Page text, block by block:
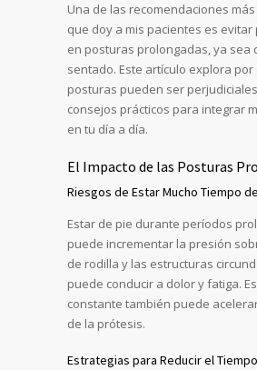
Una de las recomendaciones
que doy a mis pacientes es
en posturas prolongadas, ya sea
sentado. Este artículo explora
posturas pueden ser
consejos prácticos para integrar
en tu día a día.
El Impacto de las Posturas
Riesgos de Estar Mucho Tiempo
Estar de pie durante períodos
puede incrementar la presión
de rodilla y las estructuras
puede conducir a dolor y fatiga.
constante también puede
de la prótesis.
Estrategias para Reducir el